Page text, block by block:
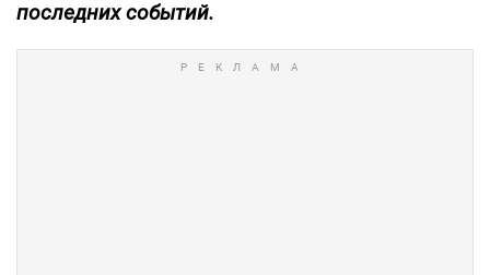
последних событий.